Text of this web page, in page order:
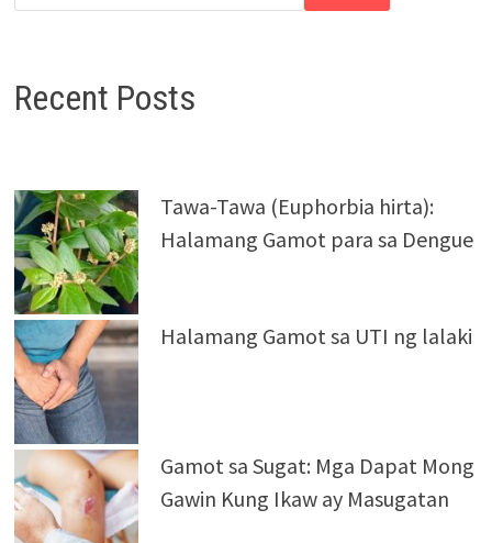
Recent Posts
Tawa-Tawa (Euphorbia hirta):
Halamang Gamot para sa Dengue
Halamang Gamot sa UTI ng lalaki
Gamot sa Sugat: Mga Dapat Mong
Gawin Kung Ikaw ay Masugatan